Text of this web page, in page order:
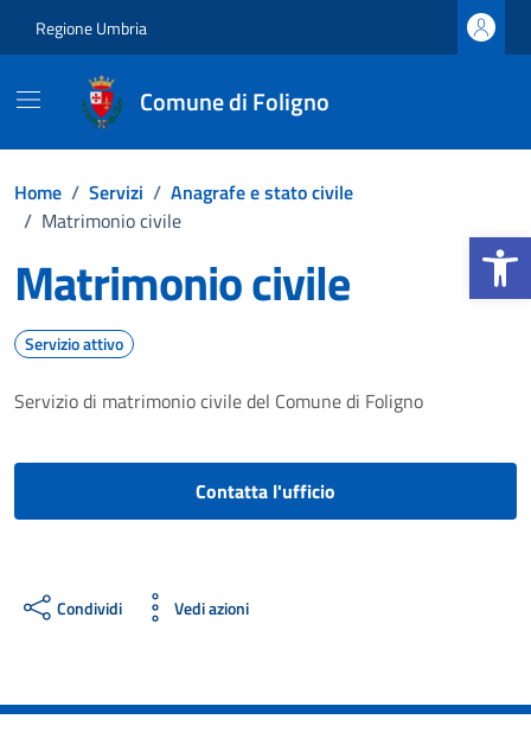
Apri la
Regione Umbria
Comune di Foligno
Home / Servizi / Anagrafe e stato civile
/ Matrimonio civile
Matrimonio civile
Servizio attivo
Servizio di matrimonio civile del Comune di Foligno
Contatta l'ufficio
Condividi Vedi azioni